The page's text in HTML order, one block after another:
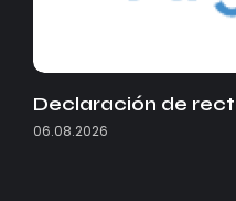
Declaración de
06.08.2026